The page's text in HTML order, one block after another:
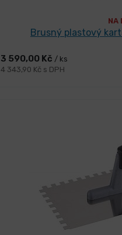
NA
Brusný plastový
3 590,00 Kč / ks
4 343,90 Kč s DPH